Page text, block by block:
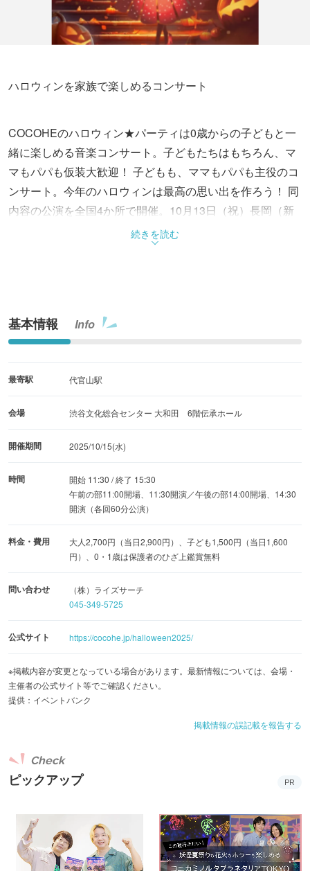
ハロウィンを家族で楽しめるコンサート
COCOHEのハロウィン★パーティは0歳からの子どもと一
緒に楽しめる音楽コンサート。子どもたちはもちろん、マ
マもパパも仮装大歓迎！ 子どもも、ママもパパも主役のコ
ンサート。今年のハロウィンは最高の思い出を作ろう！ 同
内容の公演を全国4か所で開催。10月13日（祝）長岡（新
潟）公演、10月5日（日）横浜公演、10月29日（水）茅ヶ
続きを読む
基本情報 Info
最寄駅 代官山駅
会場 渋谷文化総合センター 大和田 6階伝承ホール
開催期間 2025/10/15(水)
時間
開始 11:30 / 終了 15:30
午前の部11:00開場、11:30開演／午後の部14:00開場、14:30
開演（各回60分公演）
料金・費用
大人2,700円（当日2,900円）、子ども1,500円（当日1,600
円）、0・1歳は保護者のひざ上鑑賞無料
問い合わせ
（株）ライズサーチ
045-349-5725
公式サイト https://cocohe.jp/halloween2025/
※掲載内容が変更となっている場合があります。最新情報については、会場・
主催者の公式サイト等でご確認ください。
提供：イベントバンク
掲載情報の誤記載を報告する
ピックアップ
Check
PR